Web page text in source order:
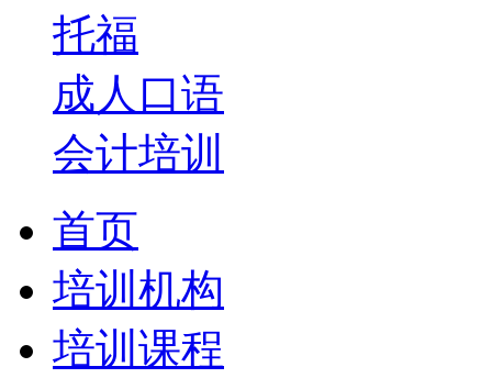
托福
成人口语
会计培训
首页
培训机构
培训课程